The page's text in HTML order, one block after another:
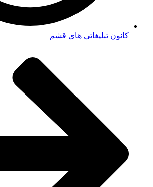
کانون تبلیغاتی های قشم